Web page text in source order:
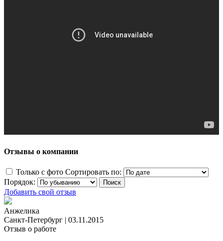
Отзывы о компании
Только с фото Сортировать по:
Порядок:
Добавить свой отзыв
Анжелика
Санкт-Петербург | 03.11.2015
Отзыв о работе